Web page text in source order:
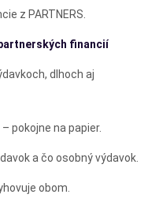
z PARTNERS.
financií
dlhoch aj
pokojne na papier.
a čo osobný výdavok.
obom.